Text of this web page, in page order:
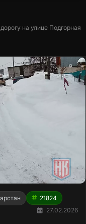
на улице Подгорная
21824
27.02.2026